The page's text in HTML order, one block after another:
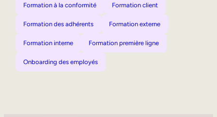
Formation à la conformité Formation client
Formation des adhérents Formation externe
Formation interne Formation première ligne
Onboarding des employés